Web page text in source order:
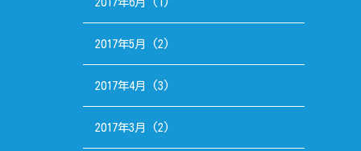
2017年5月 (2)
2017年4月 (3)
2017年3月 (2)